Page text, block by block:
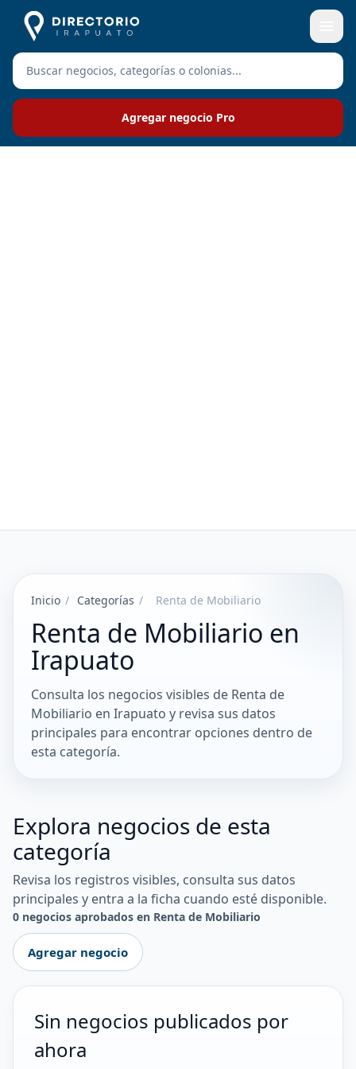
Agregar negocio Pro
Inicio / Categorías / Renta de Mobiliario
Renta de Mobiliario en
Irapuato
Consulta los negocios visibles de Renta de
Mobiliario en Irapuato y revisa sus datos
principales para encontrar opciones dentro de
esta categoría.
Explora negocios de esta
categoría
Revisa los registros visibles, consulta sus datos
principales y entra a la ficha cuando esté disponible.
0 negocios aprobados en Renta de Mobiliario
Agregar negocio
Sin negocios publicados por
ahora